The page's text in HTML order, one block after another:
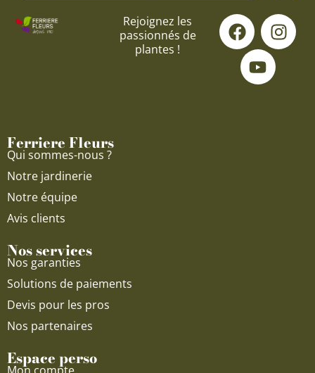
Rejoignez les
passionnés de
plantes !
F
a
c
e
I
n
s
Y
o
u
t
u
Ferriere Fleurs
Qui sommes-nous ?
Notre jardinerie
Notre équipe
Avis clients
Nos services
Nos garanties
Solutions de paiements
Devis pour les pros
Nos partenaires
Espace perso